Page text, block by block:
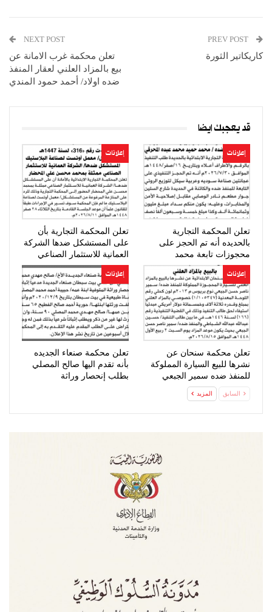
كاريكاتير الثورة
NEXT POST
تعلن محكمة غرب الامانة عن
بيع بالمزاد العلني لعقار المنفذ
ضده اولاد/ أحمد حمود المندي
قد يعجبك ايضا
إعلانات
تعلن المحكمة التجارية
بالحديده أنه تم الحجز على
محجوزات تابعة محمد
المحرقي
إعلانات
تعلن المحكمة التجارية بأن
على المستشكل ضدها الشركة
العمانية للاستثمار الصناعي
الحضور…
إعلانات
تعلن محكمة سنحان عن
نشرها للبيع السيارة المملوكة
للمنفذ ضده سمير الجبعي
إعلانات
تعلن محكمة صنعاء الجديده
بأنه تقدم اليها صالح المصلي
بطلب إنحصار وراثة
السابق المزيد